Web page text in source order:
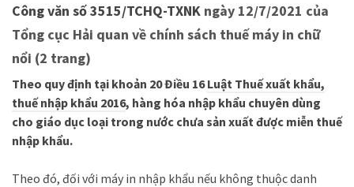
Công văn số 3515/TCHQ-TXNK ngày 12/7/2021 của
Tổng cục Hải quan về chính sách thuế máy in chữ
nổi (2 trang)
Theo quy định tại khoản 20 Điều 16Luật Thuế xuất khẩu,
thuế nhập khẩu 2016, hàng hóa nhập khẩu chuyên dùng
cho giáo dục loại trong nước chưa sản xuất được miễn thuế
nhập khẩu.
Theo đó, đối với máy in nhập khẩu nếu không thuộc danh